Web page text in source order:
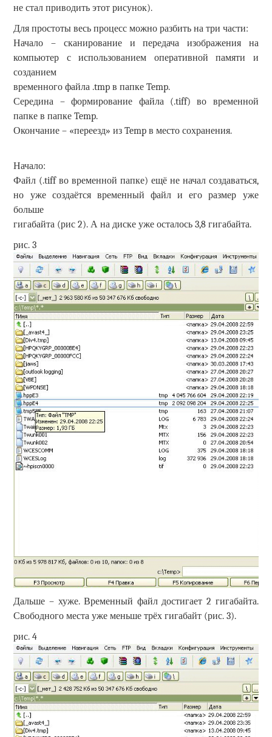
не стал приводить этот рисунок).
Для простоты весь процесс можно разбить на три части:
Начало – сканирование и передача изображения на
компьютер с использованием оперативной памяти и
созданием
временного файла .tmp в папке Temp.
Середина – формирование файла (.tiff) во временной
папке в папке Temp.
Окончание – «переезд» из Temp в место сохранения.
Начало:
Файл (.tiff во временной папке) ещё не начал создаваться,
но уже создаётся временный файл и его размер уже
больше
гигабайта (рис 2). А на диске уже осталось 3,8 гигабайта.
рис. 3
Дальше – хуже. Временный файл достигает 2 гигабайта.
Свободного места уже меньше трёх гигабайт (рис. 3).
рис. 4